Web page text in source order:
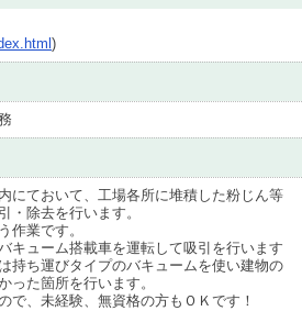
)
にておいて、工場各所に堆積した粉じん等
・除去を行います。
作業です。
キューム搭載車を運転して吸引を行います
持ち運びタイプのバキュームを使い建物の
った箇所を行います。
で、未経験、無資格の方もＯＫです！